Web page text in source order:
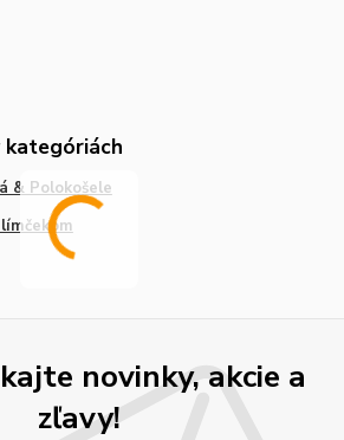
kategóriách
& Polokošele
novinky, akcie a
zľavy!